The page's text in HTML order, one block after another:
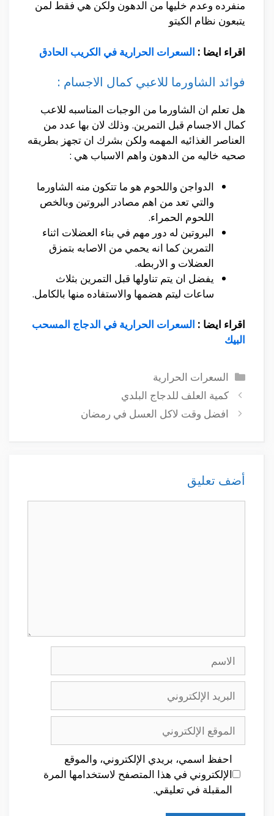
منفرده وعدم خليها من الدهون ولكن هي فقط لمن
يتبعون نظام الكيتو
اقراء ايضا : السعرات الحرارية في الكريب الحادق
فوائد الشاورما للاعبي كمال الاجسام :
هل تعلم ان الشاورما من الوجبات المناسبه للاعب
كمال الاجسام قبل التمرين. وذلك لان بها عدد من
العناصر الغذائيه المهمه ولكن بشرك ان تجهز بطريقه
صحيه خاليه من الدهون واهم الاسباب هي :
الدواجن واللحوم هو ما تتكون منه الشاورما
والتي تعد من اهم مصادر البروتين وبالخص
اللحوم الحمراء.
البروتين له دور مهم في بناء العضلات اثناء
التمرين كما انه يحمي من الاصابه بتمزق
العضلات و الاربطه.
يفضل ان يتم تناولها قبل التمرين بثلاث
ساعات ليتم هضمها والاستفاده منها بالكامل.
اقراء ايضا : السعرات الحرارية في الدجاج المسحب
البيك
التصنيفات
السعرات الحرارية
كمية العلف للدجاج البلدي
افضل وقت لاكل العسل في رمضان
أضف تعليق
الاسم
البريد
الإلكتروني
الموقع
الإلكتروني
احفظ اسمي، بريدي الإلكتروني، والموقع
الإلكتروني في هذا المتصفح لاستخدامها المرة
المقبلة في تعليقي.